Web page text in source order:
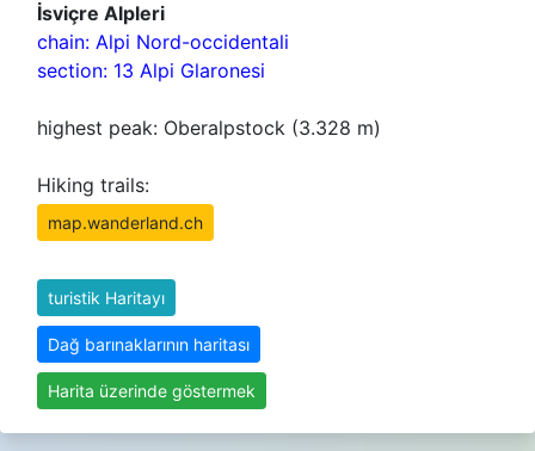
İsviçre Alpleri
chain: Alpi Nord-occidentali
section: 13 Alpi Glaronesi
highest peak: Oberalpstock (3.328 m)
Hiking trails:
map.wanderland.ch
turistik Haritayı
Dağ barınaklarının haritası
Harita üzerinde göstermek